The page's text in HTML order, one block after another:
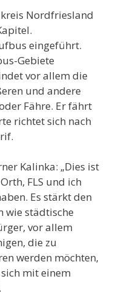
Nordfriesland
eingeführt.
Gebiete
vor allem die
und andere
Fähre. Er fährt
richtet sich nach
Kalinka: „Dies ist
FLS und ich
Es stärkt den
wie städtische
vor allem
die zu
werden möchten,
mit einem